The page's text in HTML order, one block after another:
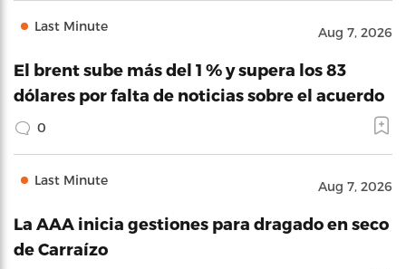
Last Minute Aug 7, 2026
El brent sube más del 1 % y supera los 83
dólares por falta de noticias sobre el acuerdo
0
Last Minute Aug 7, 2026
La AAA inicia gestiones para dragado en seco
de Carraízo